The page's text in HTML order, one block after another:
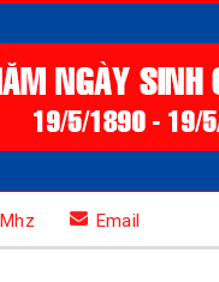
Email